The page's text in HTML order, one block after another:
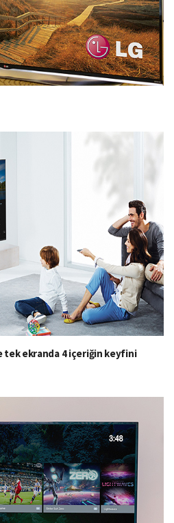
tek ekranda 4 içeriğin keyfini